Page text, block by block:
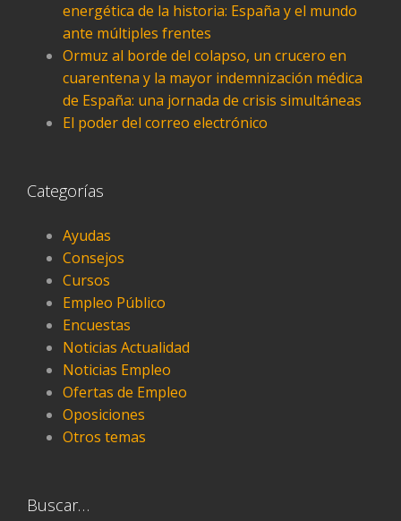
energética de la historia: España y el mundo
ante múltiples frentes
Ormuz al borde del colapso, un crucero en
cuarentena y la mayor indemnización médica
de España: una jornada de crisis simultáneas
El poder del correo electrónico
Categorías
Ayudas
Consejos
Cursos
Empleo Público
Encuestas
Noticias Actualidad
Noticias Empleo
Ofertas de Empleo
Oposiciones
Otros temas
Buscar…